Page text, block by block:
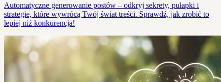
Automatyczne generowanie postów – odkryj sekrety, pułapki i
strategie, które wywrócą Twój świat treści. Sprawdź, jak zrobić to
lepiej niż konkurencja!